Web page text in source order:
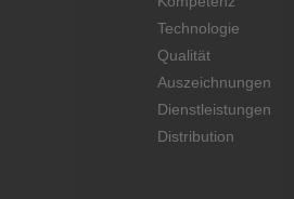
Technologie
Qualität
Auszeichnungen
Dienstleistungen
Distribution